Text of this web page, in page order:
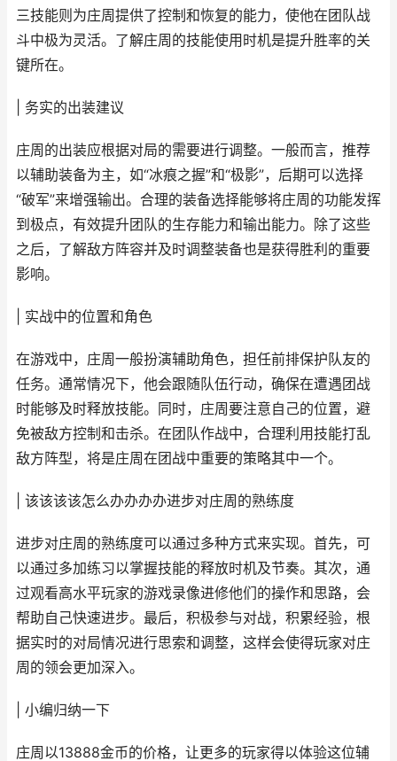
三技能则为庄周提供了控制和恢复的能力，使他在团队战
斗中极为灵活。了解庄周的技能使用时机是提升胜率的关
键所在。
| 务实的出装建议
庄周的出装应根据对局的需要进行调整。一般而言，推荐
以辅助装备为主，如“冰痕之握”和“极影”，后期可以选择
“破军”来增强输出。合理的装备选择能够将庄周的功能发挥
到极点，有效提升团队的生存能力和输出能力。除了这些
之后，了解敌方阵容并及时调整装备也是获得胜利的重要
影响。
| 实战中的位置和角色
在游戏中，庄周一般扮演辅助角色，担任前排保护队友的
任务。通常情况下，他会跟随队伍行动，确保在遭遇团战
时能够及时释放技能。同时，庄周要注意自己的位置，避
免被敌方控制和击杀。在团队作战中，合理利用技能打乱
敌方阵型，将是庄周在团战中重要的策略其中一个。
| 该该该该怎么办办办办进步对庄周的熟练度
进步对庄周的熟练度可以通过多种方式来实现。首先，可
以通过多加练习以掌握技能的释放时机及节奏。其次，通
过观看高水平玩家的游戏录像进修他们的操作和思路，会
帮助自己快速进步。最后，积极参与对战，积累经验，根
据实时的对局情况进行思索和调整，这样会使得玩家对庄
周的领会更加深入。
| 小编归纳一下
庄周以13888金币的价格，让更多的玩家得以体验这位辅